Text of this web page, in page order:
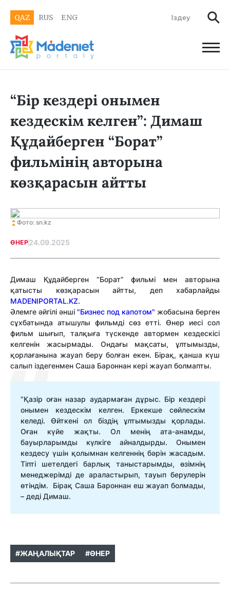
QAZ RUS ENG
“Бір кездері онымен
кездескім келген”: Димаш
Құдайберген “Борат”
фильмінің авторына
көзқарасын айтты
Фото: sn.kz
ӨНЕР24.09.2025
Димаш Құдайберген “Борат” фильмі мен авторына
қатысты көзқарасын айтты, деп хабарлайды
MADENIPORTAL.KZ.
Әлемге әйгілі әнші "Бизнес под капотом" жобасына берген
сұхбатында атышулы фильмді сөз етті. Өнер иесі сол
фильм шығып, талқыға түскенде автормен кездескісі
келгенін жасырмады. Ондағы мақсаты, ұлтымызды,
қорлағанына жауап беру болған екен. Бірақ, қанша күш
салып іздегенмен Саша Бароннан кері жауап болмапты.
“Қазір оған назар аудармаған дұрыс. Бір кездері
онымен кездескім келген. Еркекше сөйлескім
келеді. Өйткені ол біздің ұлтымызды қорлады.
Оған күйе жақты. Ол менің ата-анамды,
бауырларымды күлкіге айналдырды. Онымен
кездесу үшін қолымнан келгеннің бәрін жасадым.
Тіпті шетелдегі барлық таныстарымды, өзімнің
менеджерімді де араластырып, тауып берулерін
өтіндім. Бірақ Саша Бароннан еш жауап болмады,
– деді Димаш.
#ЖАҢАЛЫҚТАР #ӨНЕР